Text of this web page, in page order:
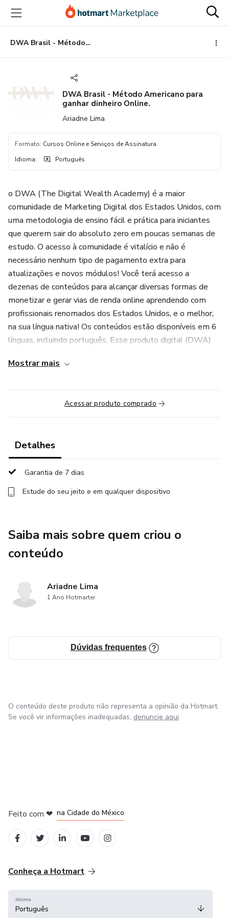
para
conteúdo
principal
para
pagamento
para
rodapé
DWA Brasil - Método Americano para ganhar dinheiro Online.
DWA Brasil - Método Americano para
ganhar dinheiro Online.
Ariadne Lima
Formato: Cursos Online e Serviços de Assinatura
Idioma: Português
o DWA (The Digital Wealth Academy) é a maior
comunidade de Marketing Digital dos Estados Unidos, com
uma metodologia de ensino fácil e prática para iniciantes
que querem sair do absoluto zero em poucas semanas de
estudo. O acesso à comunidade é vitalício e não é
necessário nenhum tipo de pagamento extra para
atualizações e novos módulos! Você terá acesso a
dezenas de conteúdos para alcançar diversas formas de
monetizar e gerar vias de renda online aprendendo com
profissionais renomados dos Estados Unidos, e o melhor,
na sua língua nativa! Os conteúdos estão disponíveis em 6
línguas, incluindo português. Esse produto digital (DWA)
que basicamente funciona assim: Ao adquirir esse produto
você revende um produto pronto com 100% de lucro pelo
valor que você adquiriu. No caso, é feita a venda do acesso
à comunidade, existe um valor mínimo e é um produto que
permite criar mais uma via de renda, além das outras que
você irá aprender dentro do curso.
Todas as tendências do mercado digital começam nos
Estados Unidos e depois vão sendo aplicadas e replicadas
Mostrar mais
Acessar produto comprado
Detalhes
Garantia de 7 dias
Estude do seu jeito e em qualquer dispositivo
Saiba mais sobre quem criou o
conteúdo
Ariadne Lima
1 Ano Hotmarter
Dúvidas frequentes
O conteúdo deste produto não representa a opinião da Hotmart.
Se você vir informações inadequadas, denuncie aqui
Feito com ❤ na Cidade do México
Conheça a Hotmart
Idioma
Português